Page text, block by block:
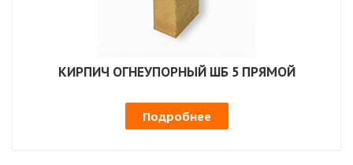
КИРПИЧ ОГНЕУПОРНЫЙ ШБ 5 ПРЯМОЙ
Подробнее